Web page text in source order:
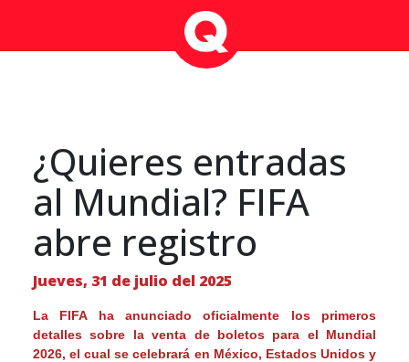
¿Quieres entradas
al Mundial? FIFA
abre registro
Jueves, 31 de julio del 2025
La FIFA ha anunciado oficialmente los primeros
detalles sobre la venta de boletos para el Mundial
2026, el cual se celebrará en México, Estados Unidos y